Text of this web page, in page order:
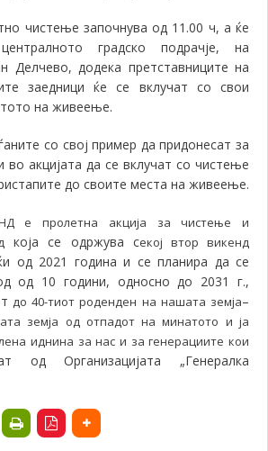
чистење започнува од 11.00 ч, а ќе
градско подрачје, на
Делчево, додека претставниците на
заедници ќе се вклучат со свои
на живеење.
со свој пример да придонесат за
акцијата да се вклучат со чистење
до своите места на живеење.
е пролетна акција за чистење и
која се одржува секој втор викенд
од 2021 година и се планира да се
од 10 години, односно до 2031 г.,
до 40-тиот роденден на нашата земја–
земја од отпадот на минатото и ја
иднина за нас и за генерациите кои
од Организацијата „Генералка